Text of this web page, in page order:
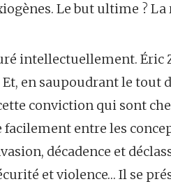
Le but ultime ?
intellectuellement.
en saupoudrant le tout
conviction qui sont
entre les
décadence et
et violence… Il se